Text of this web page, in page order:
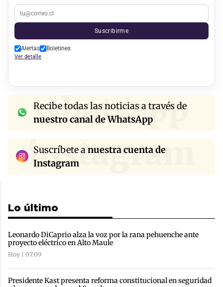
Suscribirme
Alertas Boletines
Ver detalle
whatsapp
Recibe todas las noticias a través de
nuestro canal de WhatsApp
instagram
Suscríbete anuestra cuenta de
Instagram
Lo último
Leonardo DiCaprio alza la voz por la rana pehuenche ante
proyecto eléctrico en Alto Maule
Hoy | 07:09
Presidente Kast presenta reforma constitucional en seguridad